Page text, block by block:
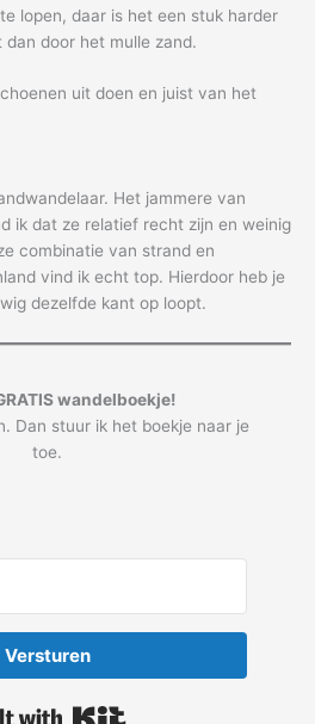
lopen, daar is het een stuk harder
door het mulle zand.
uit doen en juist van het
Het jammere van
ik dat ze relatief recht zijn en weinig
combinatie van strand en
vind ik echt top. Hierdoor heb je
dezelfde kant op loopt.
wandelboekje!
Dan stuur ik het boekje naar je
toe.
Versturen